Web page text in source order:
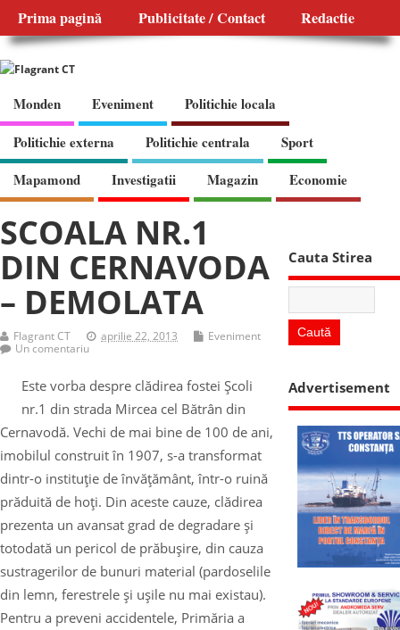
Prima pagină Publicitate / Contact Redactie
Monden Eveniment
Politichie locala
Politichie externa
Politichie centrala
Sport
Mapamond
Investigatii Magazin Economie
SCOALA NR.1
DIN CERNAVODA
– DEMOLATA
Flagrant CT aprilie 22, 2013
Eveniment
Un comentariu
Este vorba despre clădirea fostei Şcoli
nr.1 din strada Mircea cel Bătrân din
Cernavodă. Vechi de mai bine de 100 de ani,
imobilul construit în 1907, s-a transformat
dintr-o instituţie de învăţământ, într-o ruină
prăduită de hoţi. Din aceste cauze, clădirea
prezenta un avansat grad de degradare şi
totodată un pericol de prăbuşire, din cauza
sustragerilor de bunuri material (pardoselile
din lemn, ferestrele şi uşile nu mai existau).
Pentru a preveni accidentele, Primăria a
Cauta Stirea
Advertisement